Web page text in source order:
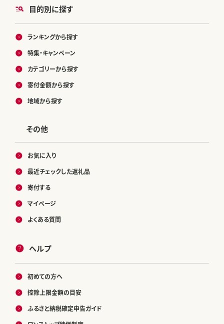
目的別に探す
ランキングから探す
特集・キャンペーン
カテゴリーから探す
寄付金額から探す
地域から探す
その他
お気に入り
最近チェックした返礼品
寄付する
マイページ
よくある質問
ヘルプ
初めての方へ
控除上限金額の目安
ふるさと納税確定申告ガイド